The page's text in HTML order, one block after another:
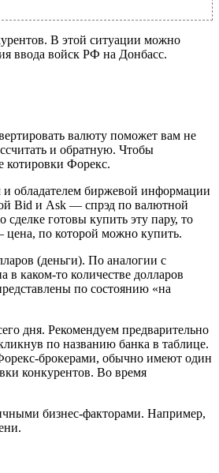
В этой ситуации можно
ввода войск РФ на Донбасс.
валюту поможет вам не
и обратную. Чтобы
котировки Форекс.
обладателем биржевой информации
Bid и Ask — спрэд по валютной
готовы купить эту пару, то
по которой можно купить.
(деньги). По аналогии с
каком-то количестве долларов
по состоянию «на
дня. Рекомендуем предварительно
по названию банка в таблице.
брокерами, обычно имеют один
конкурентов. Во время
бизнес-факторами. Например,